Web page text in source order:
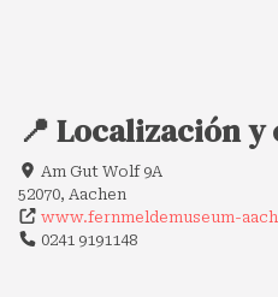
📍 Localización
Am Gut Wolf 9A
52070, Aachen
www.fernmeldemuseum-
0241 9191148